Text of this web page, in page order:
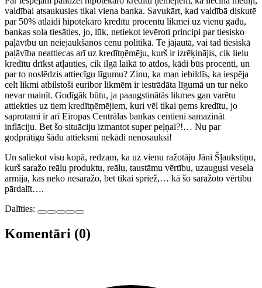
valdībai atsaukusies tikai viena banka. Savukārt, kad valdībā diskutē
par 50% atlaidi hipotekāro kredītu procentu likmei uz vienu gadu,
bankas sola tiesāties, jo, lūk, netiekot ievēroti principi par tiesisko
paļāvību un neiejaukšanos cenu politikā. Te jājautā, vai tad tiesiskā
paļāvība neattiecas arī uz kredītņēmēju, kurš ir izrēķinājis, cik lielu
kredītu drīkst atļauties, cik ilgā laikā to atdos, kādi būs procenti, un
par to noslēdzis attiecīgu līgumu? Zinu, ka man iebildīs, ka iespēja
celt likmi atbilstoši euribor likmēm ir iestrādāta līgumā un tur neko
nevar mainīt. Godīgāk būtu, ja paaugstinātās likmes gan varētu
attiekties uz tiem kredītņēmējiem, kuri vēl tikai ņems kredītu, jo
saprotami ir arī Eiropas Centrālas bankas centieni samazināt
inflāciju. Bet šo situāciju izmantot super peļņai?!… Nu par
godprātīgu šādu attieksmi nekādi nenosauksi!
Un saliekot visu kopā, redzam, ka uz vienu ražotāju Jāni Šļaukstiņu,
kurš saražo reālu produktu, reālu, taustāmu vērtību, uzaugusi vesela
armija, kas neko nesaražo, bet tikai spriež,… kā šo saražoto vērtību
pārdalīt….
Dalīties:
Komentāri (0)